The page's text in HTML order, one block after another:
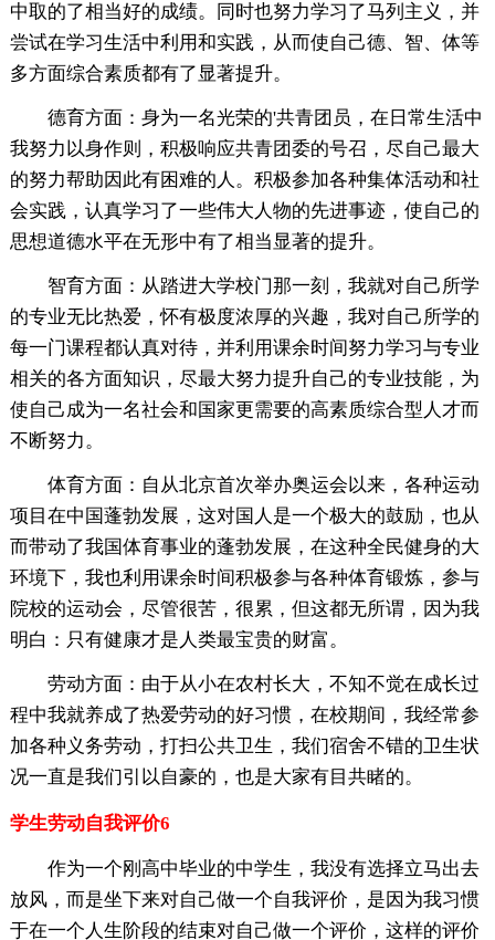
中取的了相当好的成绩。同时也努力学习了马列主义，并
尝试在学习生活中利用和实践，从而使自己德、智、体等
多方面综合素质都有了显著提升。
德育方面：身为一名光荣的'共青团员，在日常生活中
我努力以身作则，积极响应共青团委的号召，尽自己最大
的努力帮助因此有困难的人。积极参加各种集体活动和社
会实践，认真学习了一些伟大人物的先进事迹，使自己的
思想道德水平在无形中有了相当显著的提升。
智育方面：从踏进大学校门那一刻，我就对自己所学
的专业无比热爱，怀有极度浓厚的兴趣，我对自己所学的
每一门课程都认真对待，并利用课余时间努力学习与专业
相关的各方面知识，尽最大努力提升自己的专业技能，为
使自己成为一名社会和国家更需要的高素质综合型人才而
不断努力。
体育方面：自从北京首次举办奥运会以来，各种运动
项目在中国蓬勃发展，这对国人是一个极大的鼓励，也从
而带动了我国体育事业的蓬勃发展，在这种全民健身的大
环境下，我也利用课余时间积极参与各种体育锻炼，参与
院校的运动会，尽管很苦，很累，但这都无所谓，因为我
明白：只有健康才是人类最宝贵的财富。
劳动方面：由于从小在农村长大，不知不觉在成长过
程中我就养成了热爱劳动的好习惯，在校期间，我经常参
加各种义务劳动，打扫公共卫生，我们宿舍不错的卫生状
况一直是我们引以自豪的，也是大家有目共睹的。
学生劳动自我评价6
作为一个刚高中毕业的中学生，我没有选择立马出去
放风，而是坐下来对自己做一个自我评价，是因为我习惯
于在一个人生阶段的结束对自己做一个评价，这样的评价